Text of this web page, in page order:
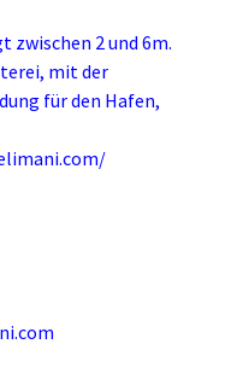
zwischen 2 und 6m.
mit der
für den Hafen,